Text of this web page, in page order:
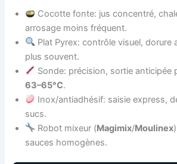
Cocotte fonte: jus concentré,
arrosage moins fréquent.
Plat Pyrex: contrôle visuel, dorure
plus souvent.
Sonde: précision, sortie anticipée
63–65°C.
Inox/antiadhésif: saisie express,
sucs.
Robot mixeur (Magimix/Moulinex
sauces homogènes.